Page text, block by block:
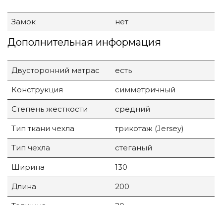
Замок нет
Дополнительная информация
Двусторонний матрас есть
Конструкция симметричный
Степень жесткости средний
Тип ткани чехла трикотаж (Jersey)
Тип чехла стеганый
Ширина 130
Длина 200